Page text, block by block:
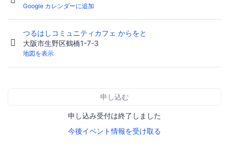
Google カレンダーに追加
つるはしコミュニティカフェ からをと
大阪市生野区鶴橋1-7-3
地図を表示
申し込む
申し込み受付は終了しました
今後イベント情報を受け取る